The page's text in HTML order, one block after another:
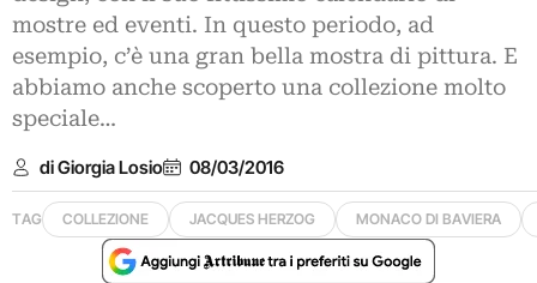
mostre ed eventi. In questo periodo, ad
esempio, c’è una gran bella mostra di pittura. E
abbiamo anche scoperto una collezione molto
speciale…
di Giorgia Losio 08/03/2016
TAG COLLEZIONE JACQUES HERZOG MONACO DI BAVIERA